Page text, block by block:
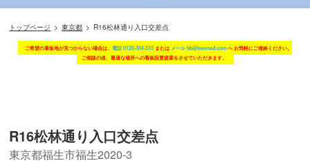
トップページ 東京都 R16松林通り入口交差点
ご希望の看板地が見つからない場合は、 電話 0120-304-555 または メール bb@tosenad.com へ お気軽にご連絡ください。
ご相談の後、最適な場所への看板設置提案をさせていただきます。
R16松林通り入口交差点
東京都福生市福生2020‐3